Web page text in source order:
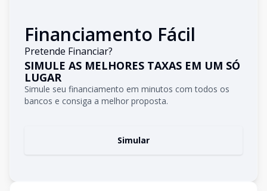
Financiamento Fácil
Pretende Financiar?
SIMULE AS MELHORES TAXAS EM UM SÓ
LUGAR
Simule seu financiamento em minutos com todos os
bancos e consiga a melhor proposta.
Simular